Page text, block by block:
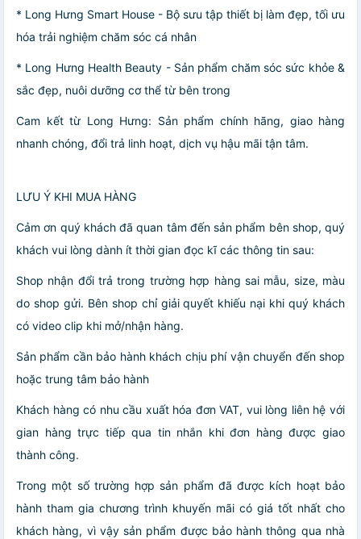
* Long Hưng Smart House - Bộ sưu tập thiết bị làm đẹp, tối ưu
hóa trải nghiệm chăm sóc cá nhân
* Long Hưng Health Beauty - Sản phẩm chăm sóc sức khỏe &
sắc đẹp, nuôi dưỡng cơ thể từ bên trong
Cam kết từ Long Hưng: Sản phẩm chính hãng, giao hàng
nhanh chóng, đổi trả linh hoạt, dịch vụ hậu mãi tận tâm.
LƯU Ý KHI MUA HÀNG
Cảm ơn quý khách đã quan tâm đến sản phẩm bên shop, quý
khách vui lòng dành ít thời gian đọc kĩ các thông tin sau:
Shop nhận đổi trả trong trường hợp hàng sai mẫu, size, màu
do shop gửi. Bên shop chỉ giải quyết khiếu nại khi quý khách
có video clip khi mở/nhận hàng.
Sản phẩm cần bảo hành khách chịu phí vận chuyển đến shop
hoặc trung tâm bảo hành
Khách hàng có nhu cầu xuất hóa đơn VAT, vui lòng liên hệ với
gian hàng trực tiếp qua tin nhắn khi đơn hàng được giao
thành công.
Trong một số trường hợp sản phẩm đã được kích hoạt bảo
hành tham gia chương trình khuyến mãi có giá tốt nhất cho
khách hàng, vì vậy sản phẩm được bảo hành thông qua nhà